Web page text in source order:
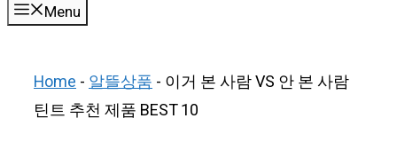
Menu
Home-알뜰상품- 이거 본 사람 VS 안 본 사람
틴트 추천 제품 BEST 10